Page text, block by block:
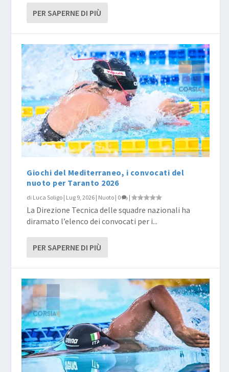
PER SAPERNE DI PIÙ
Giochi del Mediterraneo, i convocati del
nuoto per Taranto 2026
di Luca Soligo | Lug 9, 2026 | Nuoto | 0 |
La Direzione Tecnica delle squadre nazionali ha
diramato l’elenco dei convocati per i...
PER SAPERNE DI PIÙ